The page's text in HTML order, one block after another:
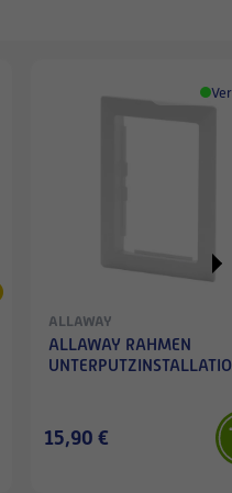
ALLAWAY
ALLAWAY RAHMEN
15,90 €